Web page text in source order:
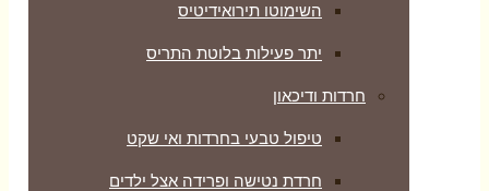
השימוטו תירואידיטיס
יתר פעילות בלוטת התריס
חרדות ודיכאון
טיפול טבעי בחרדות ואי שקט
חרדת נטישה ופרידה אצל ילדים